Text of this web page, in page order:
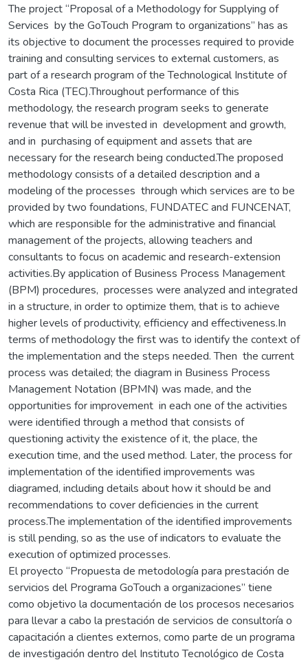
The project “Proposal of a Methodology for Supplying of
Services by the GoTouch Program to organizations” has as
its objective to document the processes required to provide
training and consulting services to external customers, as
part of a research program of the Technological Institute of
Costa Rica (TEC).Throughout performance of this
methodology, the research program seeks to generate
revenue that will be invested in development and growth,
and in purchasing of equipment and assets that are
necessary for the research being conducted.The proposed
methodology consists of a detailed description and a
modeling of the processes through which services are to be
provided by two foundations, FUNDATEC and FUNCENAT,
which are responsible for the administrative and financial
management of the projects, allowing teachers and
consultants to focus on academic and research-extension
activities.By application of Business Process Management
(BPM) procedures, processes were analyzed and integrated
in a structure, in order to optimize them, that is to achieve
higher levels of productivity, efficiency and effectiveness.In
terms of methodology the first was to identify the context of
the implementation and the steps needed. Then the current
process was detailed; the diagram in Business Process
Management Notation (BPMN) was made, and the
opportunities for improvement in each one of the activities
were identified through a method that consists of
questioning activity the existence of it, the place, the
execution time, and the used method. Later, the process for
implementation of the identified improvements was
diagramed, including details about how it should be and
recommendations to cover deficiencies in the current
process.The implementation of the identified improvements
is still pending, so as the use of indicators to evaluate the
execution of optimized processes.
El proyecto “Propuesta de metodología para prestación de
servicios del Programa GoTouch a organizaciones” tiene
como objetivo la documentación de los procesos necesarios
para llevar a cabo la prestación de servicios de consultoría o
capacitación a clientes externos, como parte de un programa
de investigación dentro del Instituto Tecnológico de Costa